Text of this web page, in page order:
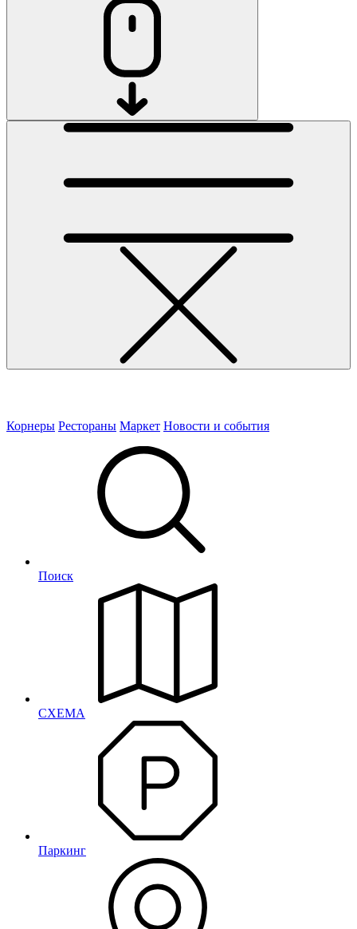
Корнеры Рестораны Маркет Новости и события
Поиск
СХЕМА
Паркинг